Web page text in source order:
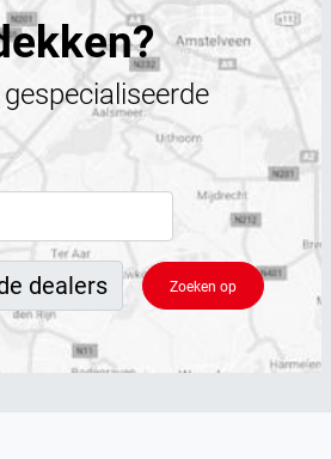
Zoeken op